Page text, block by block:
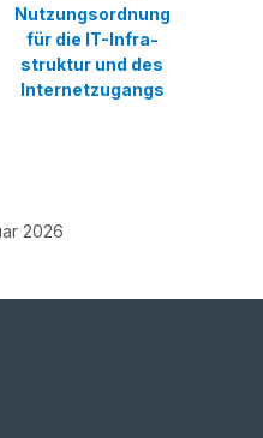
Nut­zungs­ord­nung
für die IT-Infra­
struk­tur und des
Internetzugangs
2026